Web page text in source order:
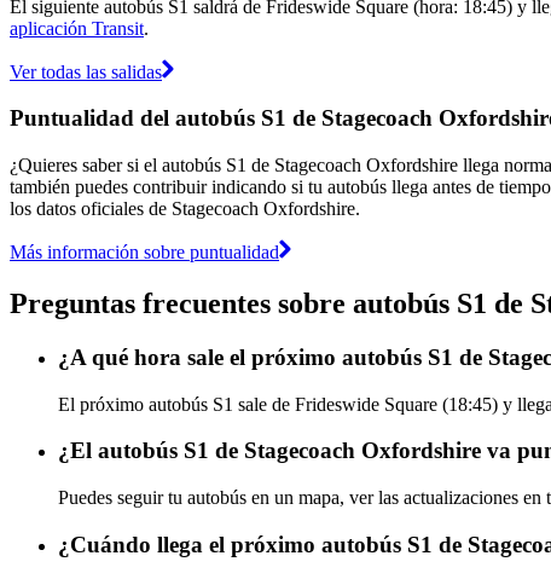
El siguiente autobús S1 saldrá de Frideswide Square (hora: 18:45) y
aplicación Transit.
Ver todas las salidas
Puntualidad del autobús S1 de Stagecoach
¿Quieres saber si el autobús S1 de Stagecoach Oxfordshire llega
también puedes contribuir indicando si tu autobús llega antes de
los datos oficiales de Stagecoach Oxfordshire.
Más información sobre puntualidad
Preguntas frecuentes sobre autobús S1 de
¿A qué hora sale el próximo autobús S1 de
El próximo autobús S1 sale de Frideswide Square (18:45) y
¿El autobús S1 de Stagecoach Oxfordshire va
Puedes seguir tu autobús en un mapa, ver las actualizaciones
¿Cuándo llega el próximo autobús S1 de